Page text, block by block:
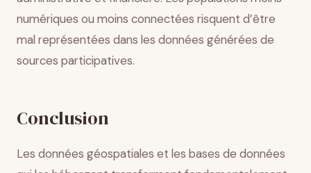
numériques ou moins connectées risquent d’être
mal représentées dans les données générées de
sources participatives.
Conclusion
Les données géospatiales et les bases de données